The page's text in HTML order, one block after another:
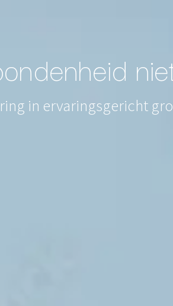
in ervaringsgericht